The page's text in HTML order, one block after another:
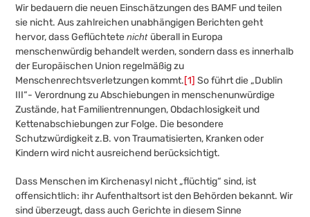
Wir bedauern die neuen Einschätzungen des BAMF und teilen
sie nicht. Aus zahlreichen unabhängigen Berichten geht
hervor, dass Geflüchtetenicht überall in Europa
menschenwürdig behandelt werden, sondern dass es innerhalb
der Europäischen Union regelmäßig zu
Menschenrechtsverletzungen kommt.[1] So führt die „Dublin
III“- Verordnung zu Abschiebungen in menschenunwürdige
Zustände, hat Familientrennungen, Obdachlosigkeit und
Kettenabschiebungen zur Folge. Die besondere
Schutzwürdigkeit z.B. von Traumatisierten, Kranken oder
Kindern wird nicht ausreichend berücksichtigt.
Dass Menschen im Kirchenasyl nicht „flüchtig“ sind, ist
offensichtlich: ihr Aufenthaltsort ist den Behörden bekannt. Wir
sind überzeugt, dass auch Gerichte in diesem Sinne